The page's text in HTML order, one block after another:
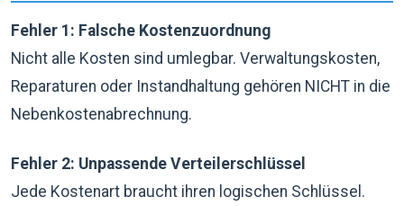
Fehler 1: Falsche Kostenzuordnung
Nicht alle Kosten sind umlegbar. Verwaltungskosten,
Reparaturen oder Instandhaltung gehören NICHT in die
Nebenkostenabrechnung.
Fehler 2: Unpassende Verteilerschlüssel
Jede Kostenart braucht ihren logischen Schlüssel.